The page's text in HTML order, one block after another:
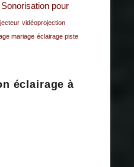
Sonorisation pour
vidéoprojection
mariage éclairage piste
éclairage à